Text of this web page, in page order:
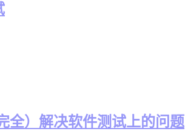
全）解决软件测试上的问题